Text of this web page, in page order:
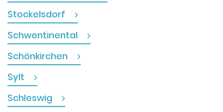
Stockelsdorf
Schwentinental
Schönkirchen
Sylt
Schleswig